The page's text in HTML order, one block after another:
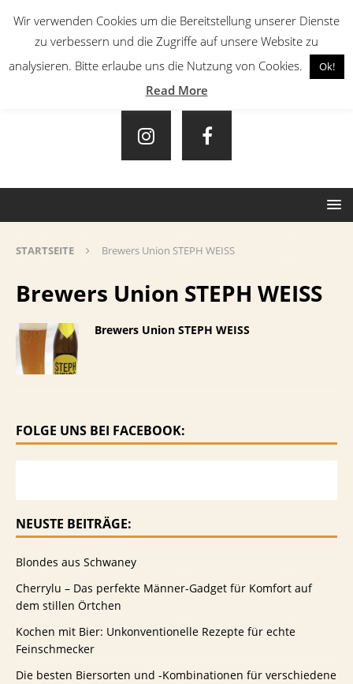
STARTSEITE Brewers Union STEPH WEISS
Brewers Union STEPH WEISS
Brewers Union STEPH WEISS
FOLGE UNS BEI FACEBOOK:
NEUSTE BEITRÄGE:
Blondes aus Schwaney
Cherrylu – Das perfekte Männer-Gadget für Komfort auf
dem stillen Örtchen
Kochen mit Bier: Unkonventionelle Rezepte für echte
Feinschmecker
Die besten Biersorten und -Kombinationen für verschiedene
Wir verwenden Cookies um die Bereitstellung unserer Dienste
zu verbessern und die Zugriffe auf unsere Website zu
analysieren. Bitte erlaube uns die Nutzung von Cookies.
Ok!
Read More